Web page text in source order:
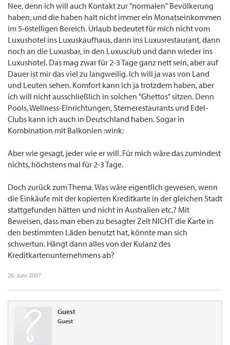
Nee, denn ich will auch Kontakt zur "normalen" Bevölkerung
haben, und die haben halt nicht immer ein Monatseinkommen
im 5-6stelligen Bereich. Urlaub bedeutet für mich nicht vom
Luxushotel ins Luxuskaufhaus, dann ins Luxusrestaurant, dann
noch an die Luxusbar, in den Luxusclub und dann wieder ins
Luxushotel. Das mag zwar für 2-3 Tage ganz nett sein, aber auf
Dauer ist mir das viel zu langweilig. Ich will ja was von Land
und Leuten sehen. Komfort kann ich ja trotzdem haben, aber
ich will nicht ausschließlich in solchen "Ghettos" sitzen. Denn
Pools, Wellness-Einrichtungen, Sternerestaurants und Edel-
Clubs kann ich auch in Deutschland haben. Sogar in
Kombination mit Balkonien :wink:
Aber wie gesagt, jeder wie er will. Für mich wäre das zumindest
nichts, höchstens mal für 2-3 Tage.
Doch zurück zum Thema. Was wäre eigentlich gewesen, wenn
die Einkäufe mit der kopierten Kreditkarte in der gleichen Stadt
stattgefunden hätten und nicht in Australien etc.? Mit
Beweisen, dass man eben zu besagter Zeit NICHT die Karte in
den bestimmten Läden benutzt hat, könnte man sich
schwertun. Hängt dann alles von der Kulanz des
Kreditkartenunternehmens ab?
26. Juni 2007
Guest
Guest